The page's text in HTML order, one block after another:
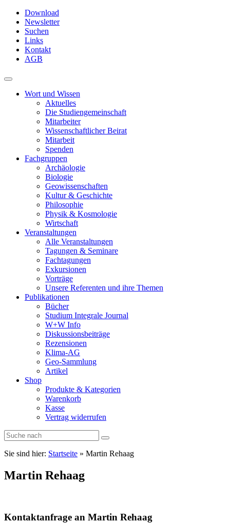
Skip
main
content
Download
Newsletter
Suchen
Links
Kontakt
AGB
Toggle
navigationWort und Wissen
Aktuelles
Die Studiengemeinschaft
Mitarbeiter
Wissenschaftlicher Beirat
Mitarbeit
Spenden
Fachgruppen
Archäologie
Biologie
Geowissenschaften
Kultur & Geschichte
Philosophie
Physik & Kosmologie
Wirtschaft
Veranstaltungen
Alle Veranstaltungen
Tagungen & Seminare
Fachtagungen
Exkursionen
Vorträge
Unsere Referenten und ihre Themen
Publikationen
Bücher
Studium Integrale Journal
W+W Info
Diskussionsbeiträge
Rezensionen
Klima-AG
Geo-Sammlung
Artikel
Shop
Produkte & Kategorien
Warenkorb
Kasse
Vertrag widerrufen
Sie sind hier: Startseite » Martin Rehaag
Martin Rehaag
Kontaktanfrage an Martin Rehaag